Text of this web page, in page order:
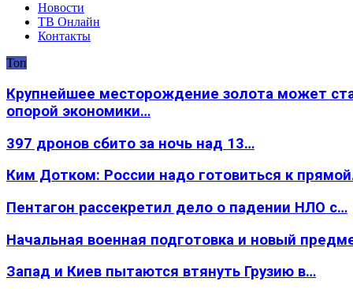
Новости
ТВ Онлайн
Контакты
Топ
Крупнейшее месторождение золота может
опорой экономики…
397 дронов сбито за ночь над 13…
Ким Дотком: России надо готовиться к
Пентагон рассекретил дело о падении НЛО с…
Начальная военная подготовка и новый
Запад и Киев пытаются втянуть Грузию в…